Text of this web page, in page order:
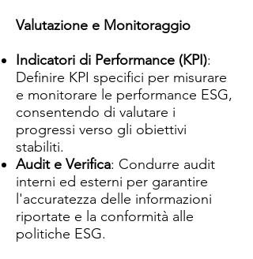
Valutazione e Monitoraggio
Indicatori di Performance (KPI):
Definire KPI specifici per misurare
e monitorare le performance ESG,
consentendo di valutare i
progressi verso gli obiettivi
stabiliti.
Audit e Verifica: Condurre audit
interni ed esterni per garantire
l'accuratezza delle informazioni
riportate e la conformità alle
politiche ESG.